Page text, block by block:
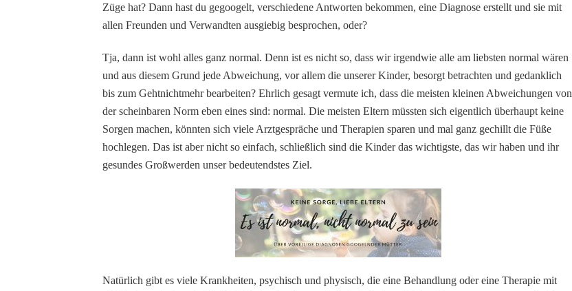
Züge hat? Dann hast du gegoogelt, verschiedene Antworten bekommen, eine Diagnose erstellt und sie mit
allen Freunden und Verwandten ausgiebig besprochen, oder?
Tja, dann ist wohl alles ganz normal. Denn ist es nicht so, dass wir irgendwie alle am liebsten normal wären
und aus diesem Grund jede Abweichung, vor allem die unserer Kinder, besorgt betrachten und gedanklich
bis zum Gehtnichtmehr bearbeiten? Ehrlich gesagt vermute ich, dass die meisten kleinen Abweichungen von
der scheinbaren Norm eben eines sind: normal. Die meisten Eltern müssten sich eigentlich überhaupt keine
Sorgen machen, könnten sich viele Arztgespräche und Therapien sparen und mal ganz gechillt die Füße
hochlegen. Das ist aber nicht so einfach, schließlich sind die Kinder das wichtigste, das wir haben und ihr
gesundes Großwerden unser bedeutendstes Ziel.
Natürlich gibt es viele Krankheiten, psychisch und physisch, die eine Behandlung oder eine Therapie mit